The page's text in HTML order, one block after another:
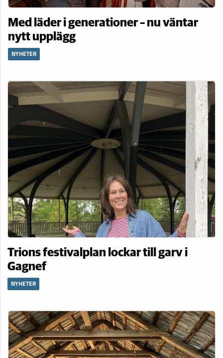
Med läder i generationer – nu väntar
nytt upplägg
NYHETER
Trions festivalplan lockar till garv i
Gagnef
NYHETER